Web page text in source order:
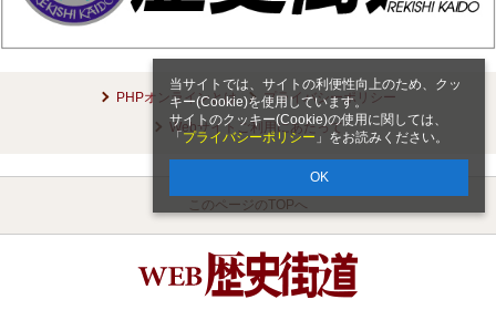
当サイトでは、サイトの利便性向上のため、クッ
キー(Cookie)を使用しています。
サイトのクッキー(Cookie)の使用に関しては、
「 プライバシーポリシー 」をお読みください。
OK
PHPオンラインとは
プライバシーポリシー
Webサイトご利用にあたって
このページのTOPへ